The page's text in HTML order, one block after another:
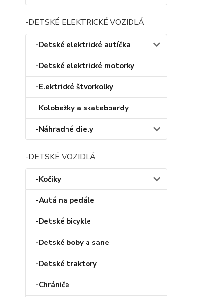
-DETSKÉ ELEKTRICKÉ VOZIDLÁ
-Detské elektrické autíčka
-Detské elektrické motorky
-Elektrické štvorkolky
-Kolobežky a skateboardy
-Náhradné diely
-DETSKÉ VOZIDLÁ
-Kočíky
-Autá na pedále
-Detské bicykle
-Detské boby a sane
-Detské traktory
-Chrániče